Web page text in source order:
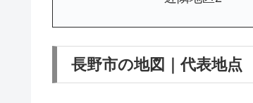
長野市の地図｜代表地点